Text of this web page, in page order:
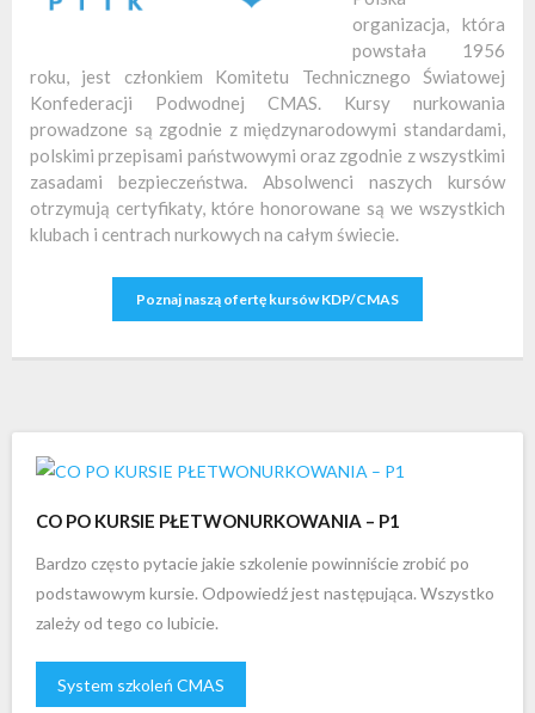
organizacja, która
powstała 1956
roku, jest członkiem Komitetu Technicznego Światowej
Konfederacji Podwodnej CMAS. Kursy nurkowania
prowadzone są zgodnie z międzynarodowymi standardami,
polskimi przepisami państwowymi oraz zgodnie z wszystkimi
zasadami bezpieczeństwa. Absolwenci naszych kursów
otrzymują certyfikaty, które honorowane są we wszystkich
klubach i centrach nurkowych na całym świecie.
Poznaj naszą ofertę kursów KDP/CMAS
CO PO KURSIE PŁETWONURKOWANIA – P1
Bardzo często pytacie jakie szkolenie powinniście zrobić po
podstawowym kursie. Odpowiedź jest następująca. Wszystko
zależy od tego co lubicie.
System szkoleń CMAS